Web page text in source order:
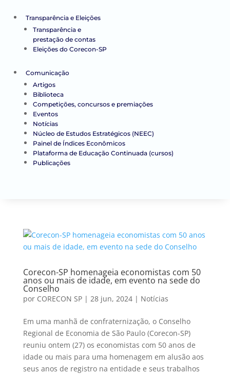
Transparência e Eleições
Transparência e
prestação de contas
Eleições do Corecon-SP
Comunicação
Artigos
Biblioteca
Competições, concursos e premiações
Eventos
Notícias
Núcleo de Estudos Estratégicos (NEEC)
Painel de Índices Econômicos
Plataforma de Educação Continuada (cursos)
Publicações
Corecon-SP homenageia economistas com 50
anos ou mais de idade, em evento na sede do
Conselho
por CORECON SP| 28 jun, 2024| Notícias
Em uma manhã de confraternização, o Conselho
Regional de Economia de São Paulo (Corecon-SP)
reuniu ontem (27) os economistas com 50 anos de
idade ou mais para uma homenagem em alusão aos
seus anos de registro na entidade e seus trabalhos